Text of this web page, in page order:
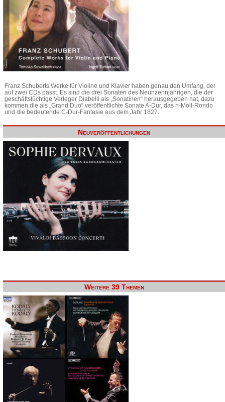
Franz Schuberts Werke für Violine und Klavier haben genau den Umfang, der
auf zwei CDs passt. Es sind die drei Sonaten des Neunzehnjährigen, die der
geschäftstüchtige Verleger Diabelli als „Sonatinen“ herausgegeben hat, dazu
kommen die als „Grand Duo“ veröffentlichte Sonate A-Dur, das h-Moll-Rondo
und die bedeutende C-Dur-Fantasie aus dem Jahr 1827.
Neuveröffentlichungen
Weitere 39 Themen